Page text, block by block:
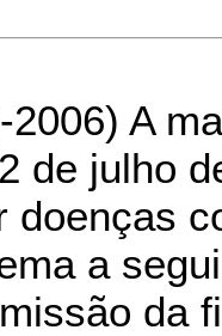
2006) A
de julho
doenças
a
da